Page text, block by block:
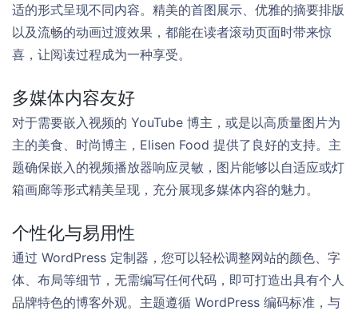
适的形式呈现不同内容。精美的首图展示、优雅的摘要排版
以及流畅的动画过渡效果，都能在读者滚动页面时带来惊
喜，让阅读过程成为一种享受。
多媒体内容友好
对于需要嵌入视频的 YouTube 博主，或是以高质量图片为
主的美食、时尚博主，Elisen Food 提供了良好的支持。主
题确保嵌入的视频播放器响应灵敏，图片能够以自适应或灯
箱画廊等形式精美呈现，充分展现多媒体内容的魅力。
个性化与易用性
通过 WordPress 定制器，您可以轻松调整网站的颜色、字
体、布局等细节，无需编写任何代码，即可打造出具有个人
品牌特色的博客外观。主题遵循 WordPress 编码标准，与